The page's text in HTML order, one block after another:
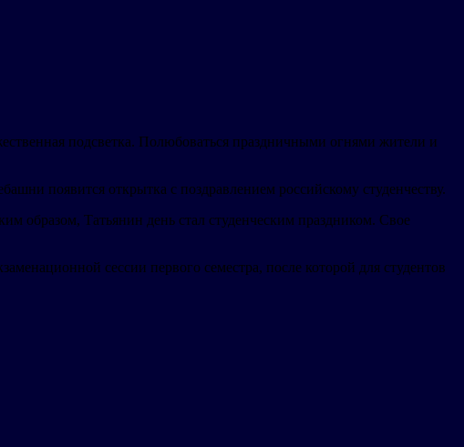
подсветка. Полюбоваться праздничными огнями жители и
появится открытка с поздравлением российскому студенчеству.
образом, Татьянин день стал студенческим праздником. Свое
сессии первого семестра, после которой для студентов